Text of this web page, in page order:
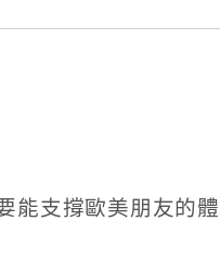
能支撐歐美朋友的